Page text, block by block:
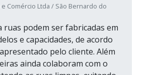
Comércio Ltda / São Bernardo do
ruas podem ser fabricadas em
e capacidades, de acordo
pelo cliente. Além
ainda colaboram com o